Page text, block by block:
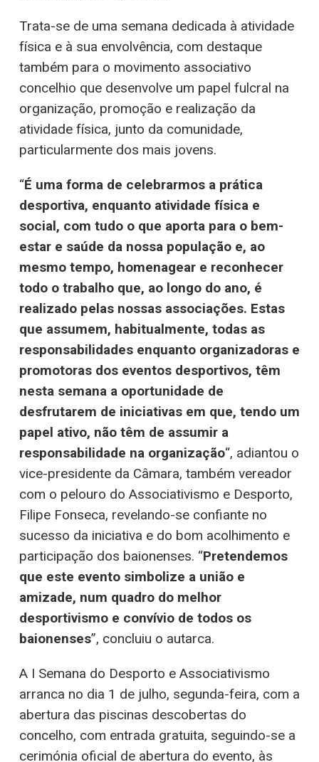
Trata-se de uma semana dedicada à atividade
física e à sua envolvência, com destaque
também para o movimento associativo
concelhio que desenvolve um papel fulcral na
organização, promoção e realização da
atividade física, junto da comunidade,
particularmente dos mais jovens.
“É uma forma de celebrarmos a prática
desportiva, enquanto atividade física e
social, com tudo o que aporta para o bem-
estar e saúde da nossa população e, ao
mesmo tempo, homenagear e reconhecer
todo o trabalho que, ao longo do ano, é
realizado pelas nossas associações. Estas
que assumem, habitualmente, todas as
responsabilidades enquanto organizadoras e
promotoras dos eventos desportivos, têm
nesta semana a oportunidade de
desfrutarem de iniciativas em que, tendo um
papel ativo, não têm de assumir a
responsabilidade na organização“, adiantou o
vice-presidente da Câmara, também vereador
com o pelouro do Associativismo e Desporto,
Filipe Fonseca, revelando-se confiante no
sucesso da iniciativa e do bom acolhimento e
participação dos baionenses. “Pretendemos
que este evento simbolize a união e
amizade, num quadro do melhor
desportivismo e convívio de todos os
baionenses”, concluiu o autarca.
A I Semana do Desporto e Associativismo
arranca no dia 1 de julho, segunda-feira, com a
abertura das piscinas descobertas do
concelho, com entrada gratuita, seguindo-se a
cerimónia oficial de abertura do evento, às